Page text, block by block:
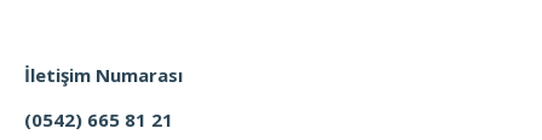
İletişim Numarası
(0542) 665 81 21